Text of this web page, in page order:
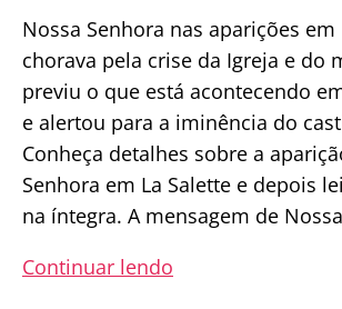
Nossa Senhora nas aparições em
chorava pela crise da Igreja e do
previu o que está acontecendo
e alertou para a iminência do
Conheça detalhes sobre a
Senhora em La Salette e depois
na íntegra. A mensagem de
Continuar lendo